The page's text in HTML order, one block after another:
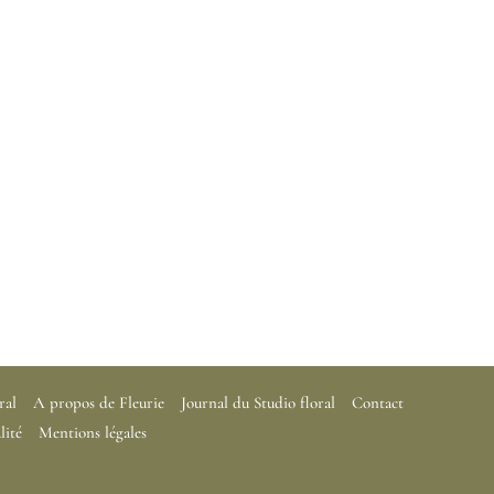
A propos de Fleurie Journal du Studio floral
Contact
Mentions légales